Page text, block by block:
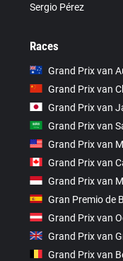
Sergio Pérez
Races
Grand Prix van
Grand Prix van
Grand Prix van
Grand Prix van
Grand Prix van
Grand Prix van
Grand Prix van
Gran Premio de
Grand Prix van
Grand Prix van
Grand Prix van